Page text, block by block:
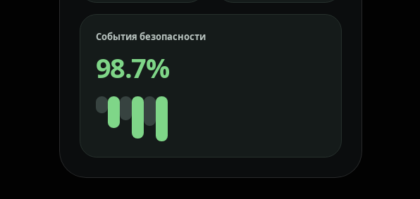
События безопасности
98.7%